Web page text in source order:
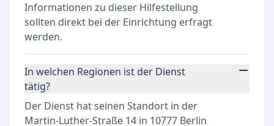
Informationen zu dieser Hilfestellung
sollten direkt bei der Einrichtung erfragt
werden.
In welchen Regionen ist der Dienst
tätig?
Der Dienst hat seinen Standort in der
Martin-Luther-Straße 14 in 10777 Berlin